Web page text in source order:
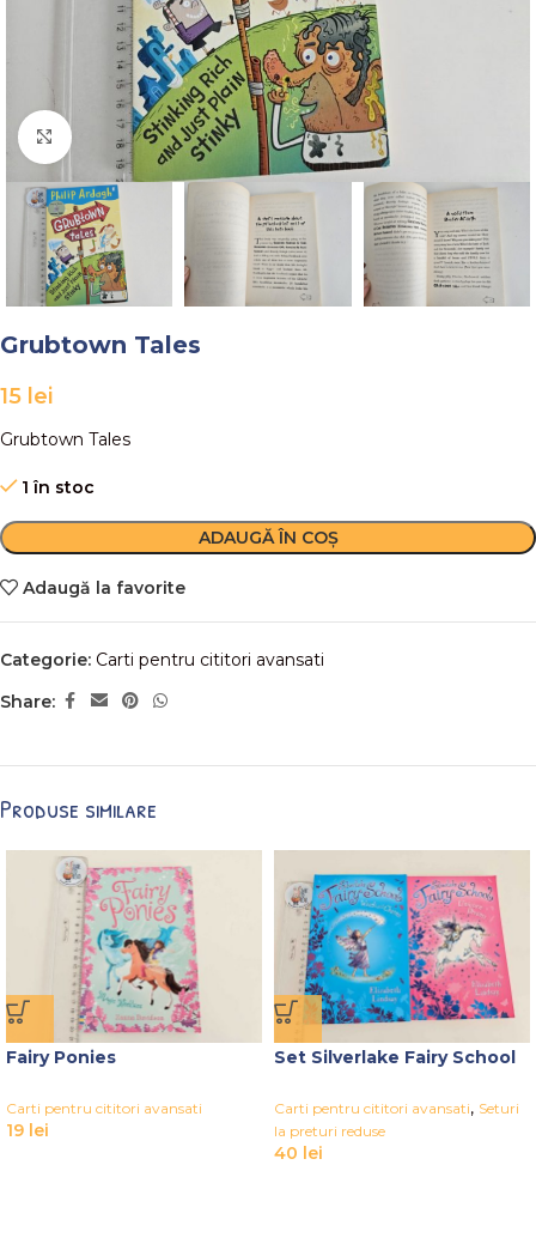
Faceți click pentru a mări
Grubtown Tales
15 lei
Grubtown Tales
1 în stoc
ADAUGĂ ÎN COȘ
Adaugă la favorite
Categorie: Carti pentru cititori avansati
Share:
Produse similare
Fairy Ponies
Carti pentru cititori avansati
19 lei
Set Silverlake Fairy School
Carti pentru cititori avansati, Seturi
la preturi reduse
40 lei